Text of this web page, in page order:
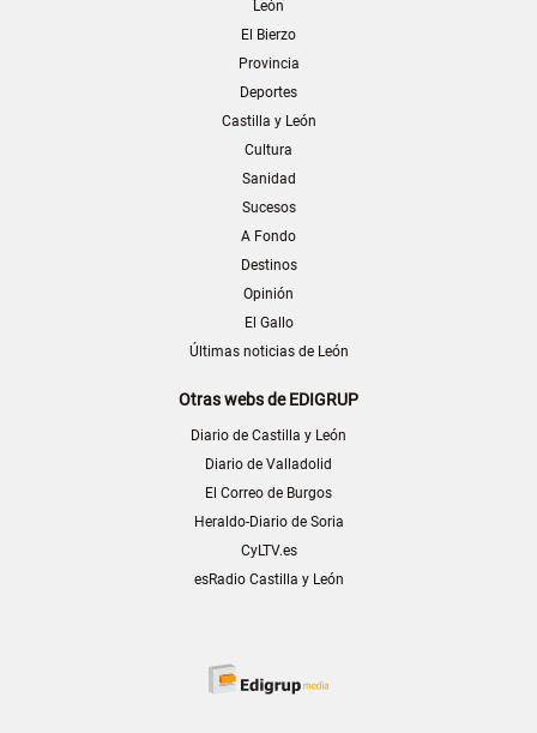
León
El Bierzo
Provincia
Deportes
Castilla y León
Cultura
Sanidad
Sucesos
A Fondo
Destinos
Opinión
El Gallo
Últimas noticias de León
Otras webs de EDIGRUP
Diario de Castilla y León
Diario de Valladolid
El Correo de Burgos
Heraldo-Diario de Soria
CyLTV.es
esRadio Castilla y León